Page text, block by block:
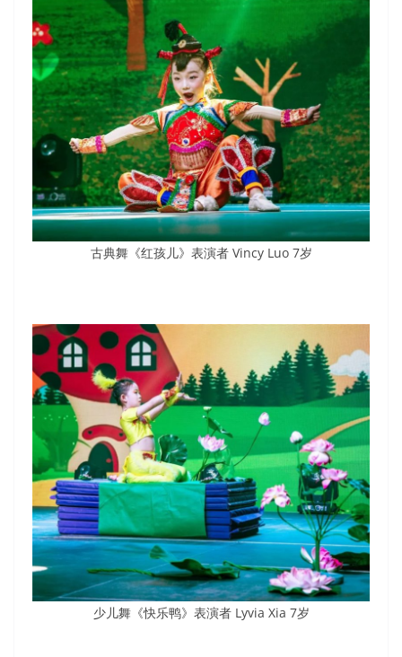
古典舞《红孩儿》表演者 Vincy Luo 7岁
少儿舞《快乐鸭》表演者 Lyvia Xia 7岁